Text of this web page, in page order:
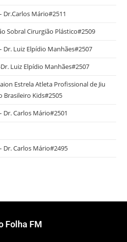
Dr.Carlos Mário#2511
Sobral Cirurgião Plástico#2509
Dr. Luiz Elpídio Manhães#2507
Luiz Elpídio Manhães#2507
Estrela Atleta Profissional de Jiu
Brasileiro Kids#2505
Dr. Carlos Mário#2501
Dr. Carlos Mário#2495
Folha FM